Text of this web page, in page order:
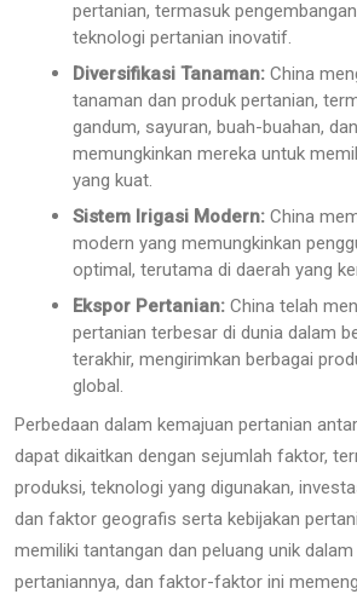
pertanian, termasuk
teknologi pertanian inovatif.
Diversifikasi Tanaman: China
tanaman dan produk pertanian,
gandum, sayuran, buah-buahan,
memungkinkan mereka untuk
yang kuat.
Sistem Irigasi Modern: China
modern yang memungkinkan
optimal, terutama di daerah yang
Ekspor Pertanian: China telah
pertanian terbesar di dunia dalam
terakhir, mengirimkan berbagai
global.
Perbedaan dalam kemajuan pertanian
dapat dikaitkan dengan sejumlah faktor,
produksi, teknologi yang digunakan,
dan faktor geografis serta kebijakan
memiliki tantangan dan peluang unik
pertaniannya, dan faktor-faktor ini